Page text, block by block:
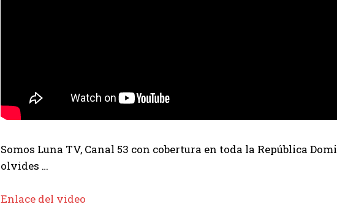
Somos Luna TV, Canal 53 con cobertura en toda la República
olvides …
Enlace del video